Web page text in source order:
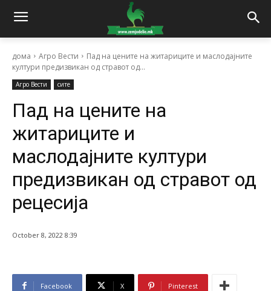
дома Агро Вести
Пад на цените на житариците и маслодајните
култури предизвикан од стравот од...
Агро Вести сите
Пад на цените на
житариците и
маслодајните култури
предизвикан од стравот од
рецесија
October 8, 2022 8:39
Facebook X Pinterest